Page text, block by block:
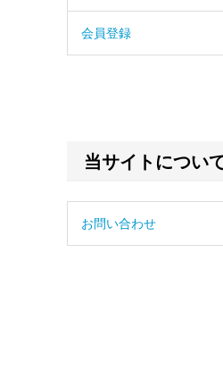
会員登録
当サイトについ
お問い合わせ